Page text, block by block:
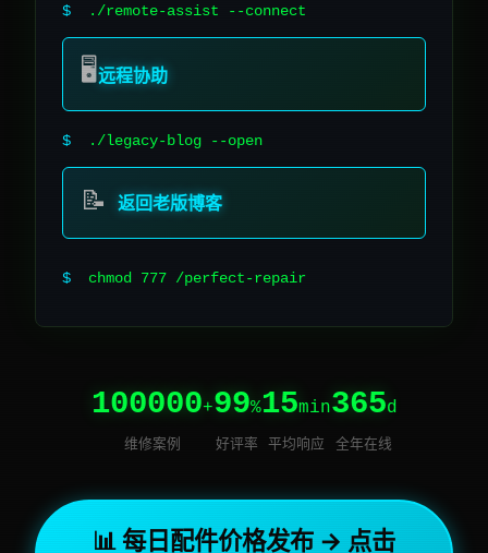
$ ./remote-assist --connect
🖥️远程协助
$ ./legacy-blog --open
📝 返回老版博客
$ █
100000+
维修案例
99%
好评率
15min
平均响应
365d
全年在线
📊 每日配件价格发布 → 点击